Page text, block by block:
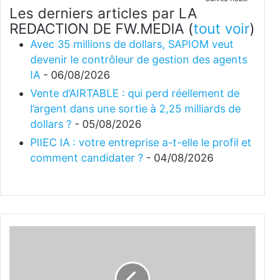
Les derniers articles par LA
REDACTION DE FW.MEDIA (tout voir)
Avec 35 millions de dollars, SAPIOM veut
devenir le contrôleur de gestion des agents
IA - 06/08/2026
Vente d’AIRTABLE : qui perd réellement de
l’argent dans une sortie à 2,25 milliards de
dollars ? - 05/08/2026
PIIEC IA : votre entreprise a-t-elle le profil et
comment candidater ? - 04/08/2026